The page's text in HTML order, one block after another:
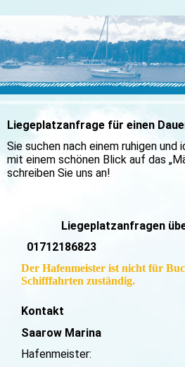
Liegeplatzanfrage für einen
Sie suchen nach einem ruhigen
mit einem schönen Blick auf das
schreiben Sie uns an!
Liegeplatzanfragen
01712186823
Der Hafenmeister ist nicht für
Schifffahrten zuständig.
Kontakt
Saarow Marina
Hafenmeister: